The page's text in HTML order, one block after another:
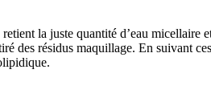
la juste quantité d’eau micellaire
des résidus maquillage. En suivant